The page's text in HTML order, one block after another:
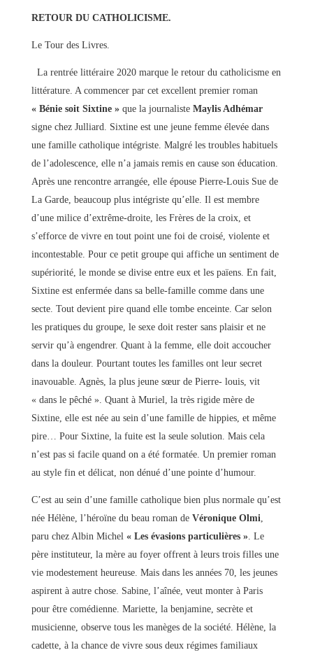
RETOUR DU CATHOLICISME.
Le Tour des Livres.
La rentrée littéraire 2020 marque le retour du catholicisme en
littérature. A commencer par cet excellent premier roman
« Bénie soit Sixtine »que la journaliste Maylis Adhémar
signe chez Julliard. Sixtine est une jeune femme élevée dans
une famille catholique intégriste. Malgré les troubles habituels
de l’adolescence, elle n’a jamais remis en cause son éducation.
Après une rencontre arrangée, elle épouse Pierre-Louis Sue de
La Garde, beaucoup plus intégriste qu’elle. Il est membre
d’une milice d’extrême-droite, les Frères de la croix, et
s’efforce de vivre en tout point une foi de croisé, violente et
incontestable. Pour ce petit groupe qui affiche un sentiment de
supériorité, le monde se divise entre eux et les païens. En fait,
Sixtine est enfermée dans sa belle-famille comme dans une
secte. Tout devient pire quand elle tombe enceinte. Car selon
les pratiques du groupe, le sexe doit rester sans plaisir et ne
servir qu’à engendrer. Quant à la femme, elle doit accoucher
dans la douleur. Pourtant toutes les familles ont leur secret
inavouable. Agnès, la plus jeune sœur de Pierre- louis, vit
« dans le pêché ». Quant à Muriel, la très rigide mère de
Sixtine, elle est née au sein d’une famille de hippies, et même
pire… Pour Sixtine, la fuite est la seule solution. Mais cela
n’est pas si facile quand on a été formatée. Un premier roman
au style fin et délicat, non dénué d’une pointe d’humour.
C’est au sein d’une famille catholique bien plus normale qu’est
née Hélène, l’héroïne du beau roman de Véronique Olmi
paru chez Albin Michel « Les évasions particulières ». Le
père instituteur, la mère au foyer offrent à leurs trois filles une
vie modestement heureuse. Mais dans les années 70, les jeunes
aspirent à autre chose. Sabine, l’aînée, veut monter à Paris
pour être comédienne. Mariette, la benjamine, secrète et
musicienne, observe tous les manèges de la société. Hélène, la
cadette, à la chance de vivre sous deux régimes familiaux